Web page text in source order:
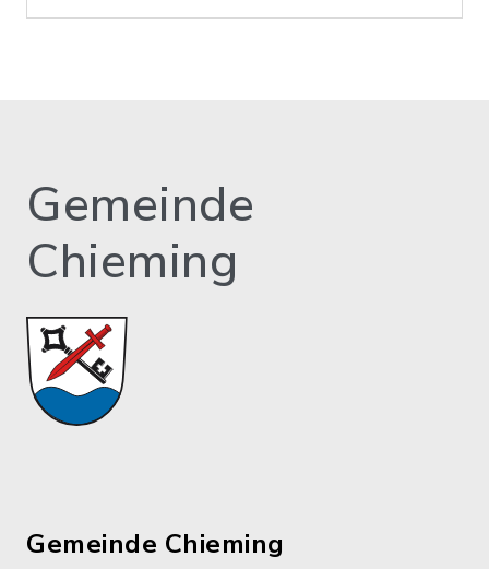
Gemeinde
Chieming
Gemeinde Chieming